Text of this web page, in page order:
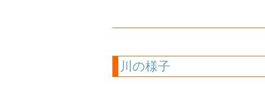
川の様子